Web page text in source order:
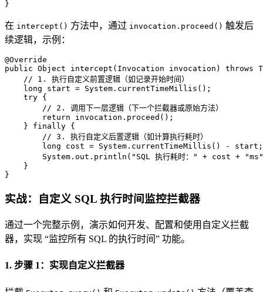
}
在 intercept() 方法中，通过 invocation.proceed() 触发后
续逻辑，示例：
@Override
public Object intercept (Invocation invocation) throws
// 1. 执行自定义前置逻辑（如记录开始时间）
long
start = System.currentTimeMillis();
try {
// 2. 调用下一层逻辑（下一个拦截器或原始方法）
return invocation.proceed();
    }
finally {
// 3. 执行自定义后置逻辑（如计算执行耗时）
long
cost = System.currentTimeMillis() - start;
        System.out.println(
"SQL 执行耗时：" + cost +
"ms"
    }
}
实战：自定义 SQL 执行时间监控拦截器
通过一个完整示例，演示如何开发、配置和使用自定义拦截
器，实现 “监控所有 SQL 的执行时间” 功能。
1. 步骤 1：实现自定义拦截器